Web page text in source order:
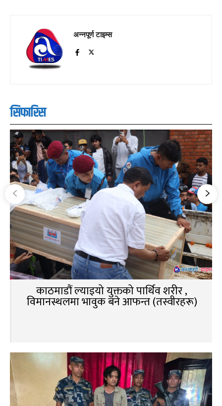
अन्नपूर्ण टाइम्स
सिफारिस
काठमाडौं ल्याइयो युक्तको पार्थिव शरीर ,
विमानस्थलमा भावुक बने आफन्त (तस्वीरहरू)